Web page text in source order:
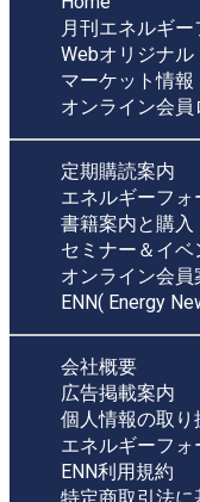
月刊エネルギ
Webオリジナル
マーケット情報
オンライン会員
定期購読案内
エネルギーフ
書籍案内と購入
セミナー＆イ
オンライン会員
ENN( Energy
会社概要
広告掲載案内
個人情報の取り
エネルギーフ
ENN利用規約